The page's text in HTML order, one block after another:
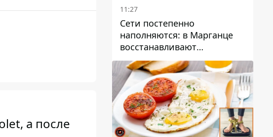
а после
11:27
Сети постепенно
наполняются: в Марганце
восстанавливают
водоснабжение